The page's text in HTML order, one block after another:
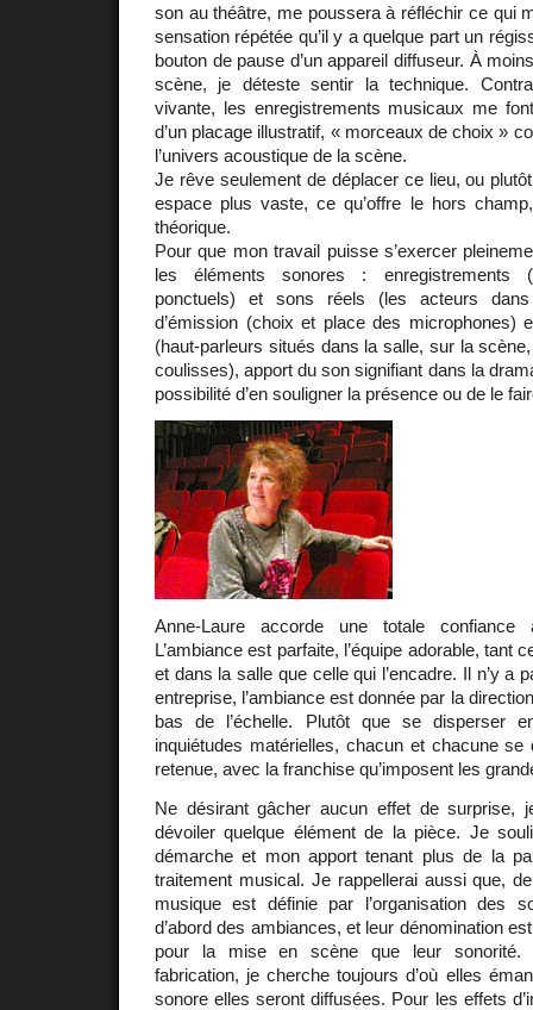
son au théâtre, me poussera à réfléchir ce qui
sensation répétée qu’il y a quelque part un
bouton de pause d’un appareil diffuseur. À
scène, je déteste sentir la technique.
vivante, les enregistrements musicaux me
d’un placage illustratif, « morceaux de choix »
l’univers acoustique de la scène.
Je rêve seulement de déplacer ce lieu, ou
espace plus vaste, ce qu’offre le hors
théorique.
Pour que mon travail puisse s’exercer
les éléments sonores : enregistrements
ponctuels) et sons réels (les acteurs
d’émission (choix et place des microphones)
(haut-parleurs situés dans la salle, sur la
coulisses), apport du son signifiant dans la
possibilité d’en souligner la présence ou de le
Anne-Laure accorde une totale confiance
L’ambiance est parfaite, l’équipe adorable, tant
et dans la salle que celle qui l’encadre. Il n’y a
entreprise, l’ambiance est donnée par la
bas de l’échelle. Plutôt que se disperser
inquiétudes matérielles, chacun et chacune
retenue, avec la franchise qu’imposent les
Ne désirant gâcher aucun effet de surprise,
dévoiler quelque élément de la pièce. Je
démarche et mon apport tenant plus de la
traitement musical. Je rappellerai aussi que,
musique est définie par l’organisation des
d’abord des ambiances, et leur dénomination
pour la mise en scène que leur sonorité.
fabrication, je cherche toujours d’où elles
sonore elles seront diffusées. Pour les effets